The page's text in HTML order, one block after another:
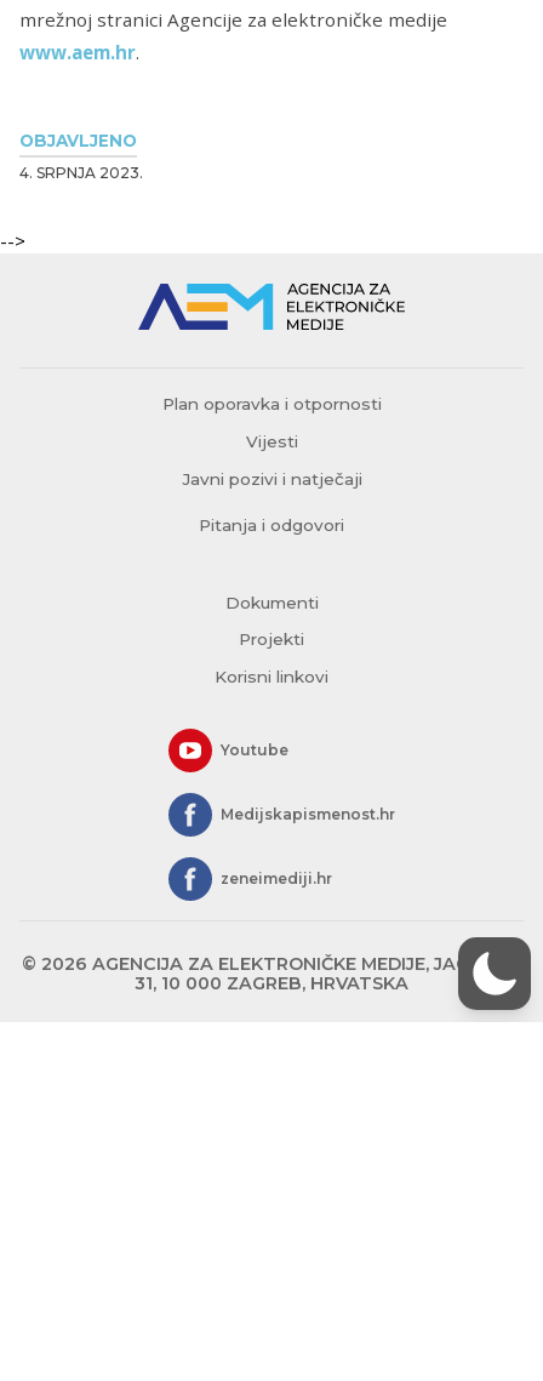
OBJAVLJENO
4. SRPNJA 2023.
mrežnoj stranici Agencije za elektroničke medije
www.aem.hr.
-->
Plan oporavka i otpornosti
Vijesti
Javni pozivi i natječaji
Pitanja i odgovori
Dokumenti
Projekti
Korisni linkovi
Youtube
Medijskapismenost.hr
zeneimediji.hr
© 2026 AGENCIJA ZA ELEKTRONIČKE MEDIJE, JAGIĆEVA
31, 10 000 ZAGREB, HRVATSKA